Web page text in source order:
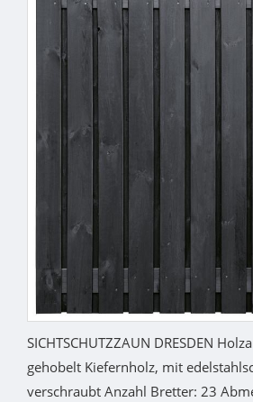
SICHTSCHUTZZAUN DRESDEN
gehobelt Kiefernholz, mit
verschraubt Anzahl Bretter: 23